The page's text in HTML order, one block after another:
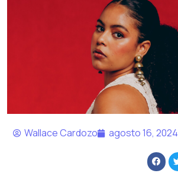
Wallace Cardozo agosto 16, 2024